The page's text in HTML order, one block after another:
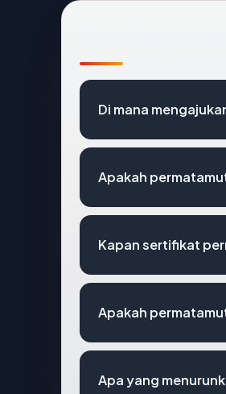
Di mana
Apakah
Kapan sertifikat
Apakah
Apa yang